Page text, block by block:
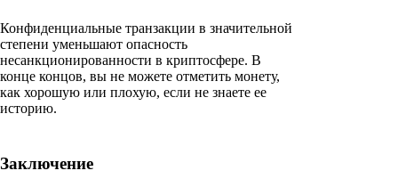
Конфиденциальные транзакции в значительной
степени уменьшают опасность
несанкционированности в криптосфере. В
конце концов, вы не можете отметить монету,
как хорошую или плохую, если не знаете ее
историю.
Заключение